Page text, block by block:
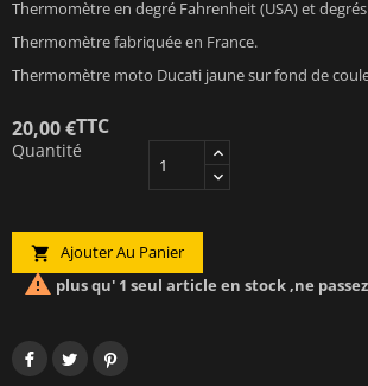
Thermomètre en degré Fahrenheit (USA) et
Thermomètre fabriquée en France.
Thermomètre moto Ducati jaune sur fond de
20,00 €TTC
Quantité
 Ajouter Au Panier
 plus qu' 1 seul article en stock ,ne